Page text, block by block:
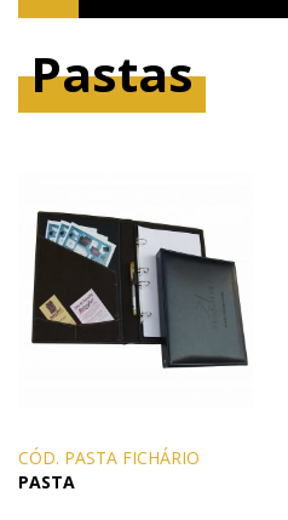
Pastas
CÓD. PASTA FICHÁRIO
PASTA